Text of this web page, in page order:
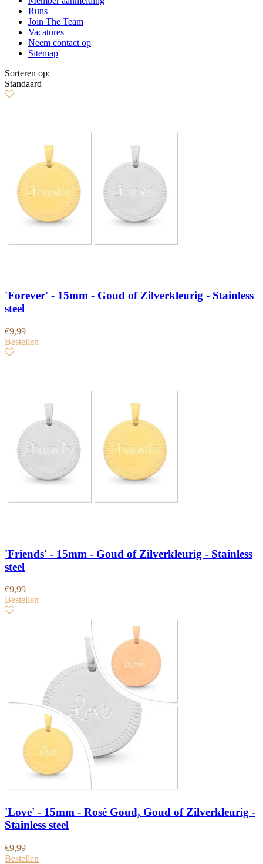
Runs
Join The Team
Vacatures
Neem contact op
Sitemap
Sorteren op:
Standaard
'Forever' - 15mm - Goud of Zilverkleurig - Stainless
steel
€9,99
Bestellen
'Friends' - 15mm - Goud of Zilverkleurig - Stainless
steel
€9,99
Bestellen
'Love' - 15mm - Rosé Goud, Goud of Zilverkleurig -
Stainless steel
€9,99
Bestellen